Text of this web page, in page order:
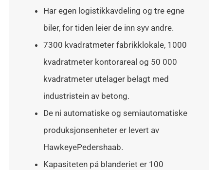
Har egen logistikkavdeling og tre egne
biler, for tiden leier de inn syv andre.
7300 kvadratmeter fabrikklokale, 1000
kvadratmeter kontorareal og 50 000
kvadratmeter utelager belagt med
industristein av betong.
De ni automatiske og semiautomatiske
produksjonsenheter er levert av
HawkeyePedershaab.
Kapasiteten på blanderiet er 100